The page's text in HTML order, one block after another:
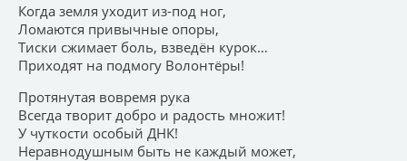
Когда земля уходит из-под ног,
Ломаются привычные опоры,
Тиски сжимает боль, взведён курок…
Приходят на подмогу Волонтёры!
Протянутая вовремя рука
Всегда творит добро и радость множит!
У чуткости особый ДНК!
Неравнодушным быть не каждый может,